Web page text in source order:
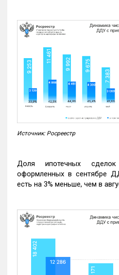
Источник: Росреестр
Доля ипотечных
оформленных в сентябре
есть на 3% меньше, чем в